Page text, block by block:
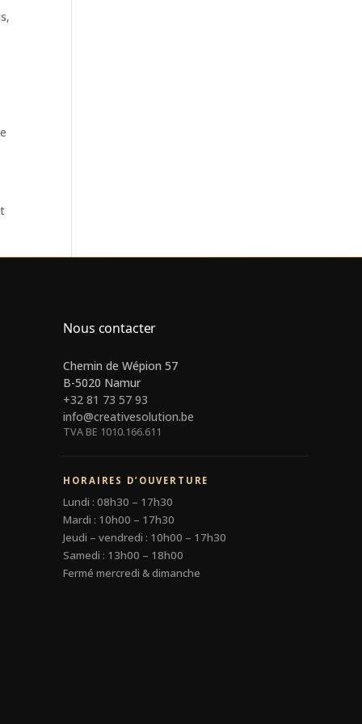
Nous contacter
Chemin de Wépion 57
B-5020 Namur
+32 81 73 57 93
info@creativesolution.be
TVA BE 1010.166.611
HORAIRES D’OUVERTURE
Lundi : 08h30 – 17h30
Mardi : 10h00 – 17h30
Jeudi – vendredi : 10h00 – 17h30
Samedi : 13h00 – 18h00
Fermé mercredi & dimanche